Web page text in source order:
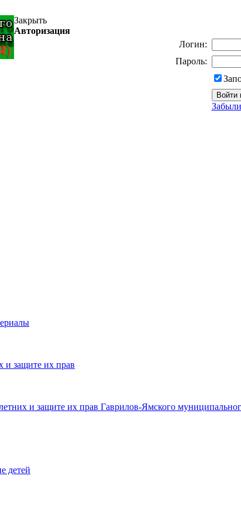
Закрыть
Авторизация
Логин:
Пароль:
и защите их прав
и защите их прав Гаврилов-Ямского
детей